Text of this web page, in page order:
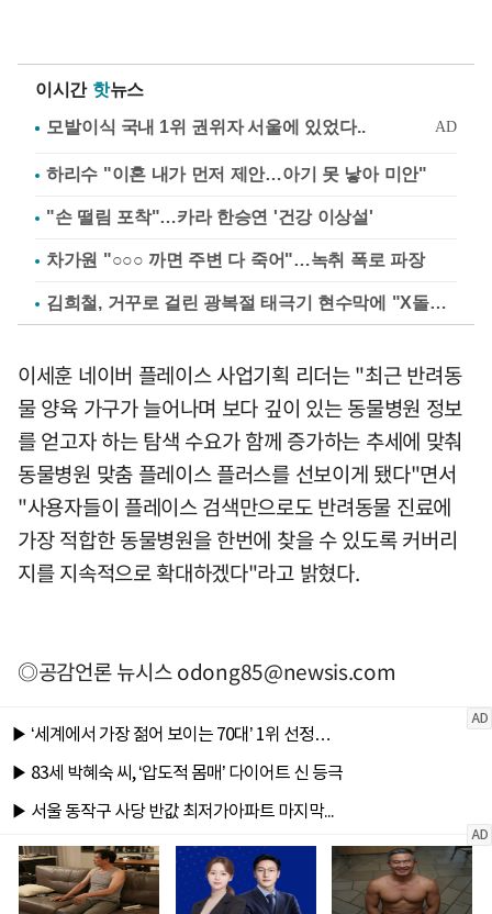
이시간 핫뉴스
하리수 "이혼 내가 먼저 제안…아기 못 낳아 미안"
"손 떨림 포착"…카라 한승연 '건강 이상설'
차가원 "○○○ 까면 주변 다 죽어"…녹취 폭로 파장
김희철, 거꾸로 걸린 광복절 태극기 현수막에 "X돌았네"
이세훈 네이버 플레이스 사업기획 리더는 "최근 반려동
물 양육 가구가 늘어나며 보다 깊이 있는 동물병원 정보
를 얻고자 하는 탐색 수요가 함께 증가하는 추세에 맞춰
동물병원 맞춤 플레이스 플러스를 선보이게 됐다"면서
"사용자들이 플레이스 검색만으로도 반려동물 진료에
가장 적합한 동물병원을 한번에 찾을 수 있도록 커버리
지를 지속적으로 확대하겠다"라고 밝혔다.
◎공감언론 뉴시스odong85@newsis.com